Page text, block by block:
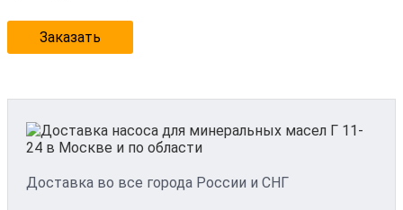
Заказать
Доставка во все города России и СНГ